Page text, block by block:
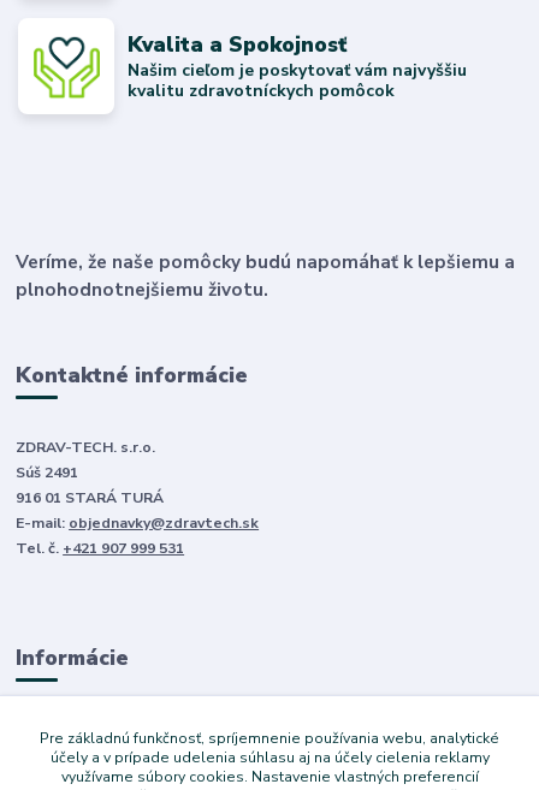
Kvalita a Spokojnosť
Našim cieľom je poskytovať vám najvyššiu
kvalitu zdravotníckych pomôcok
Veríme, že naše pomôcky budú napomáhať k lepšiemu a
plnohodnotnejšiemu životu.
Kontaktné informácie
ZDRAV-TECH. s.r.o.
Súš 2491
916 01 STARÁ TURÁ
E-mail: objednavky@zdravtech.sk
Tel. č. +421 907 999 531
Informácie
O nás
Obchodné podmienky
Ochrana súkromia
Pre základnú funkčnosť, spríjemnenie používania webu, analytické
účely a v prípade udelenia súhlasu aj na účely cielenia reklamy
využívame súbory cookies. Nastavenie vlastných preferencií